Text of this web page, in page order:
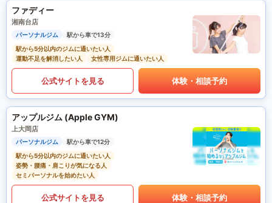
ファディー
湘南台店
パーソナルジム
駅から車で13分
駅から5分以内のジムに通いたい人
運動不足を解消したい人
女性専用ジムに通いたい人
公式サイトを見る 体験・相談予約
アップルジム (Apple GYM)
上大岡店
パーソナルジム
駅から車で12分
駅から5分以内のジムに通いたい人
姿勢・腰痛・肩こりが気になる人
セミパーソナルを始めたい人
公式サイトを見る 体験・相談予約